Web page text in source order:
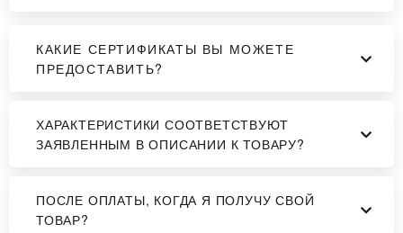
Подключение внешней
Корпус....влагозащищенный, ударопрочный
Поддержка стандарта MIL-STD-
КАКИЕ СЕРТИФИКАТЫ ВЫ МОЖЕТЕ
ПРЕДОСТАВИТЬ?
ХАРАКТЕРИСТИКИ СООТВЕТСТВУЮТ
ЗАЯВЛЕННЫМ В ОПИСАНИИ К ТОВАРУ?
ПОСЛЕ ОПЛАТЫ, КОГДА Я ПОЛУЧУ СВОЙ
ТОВАР?